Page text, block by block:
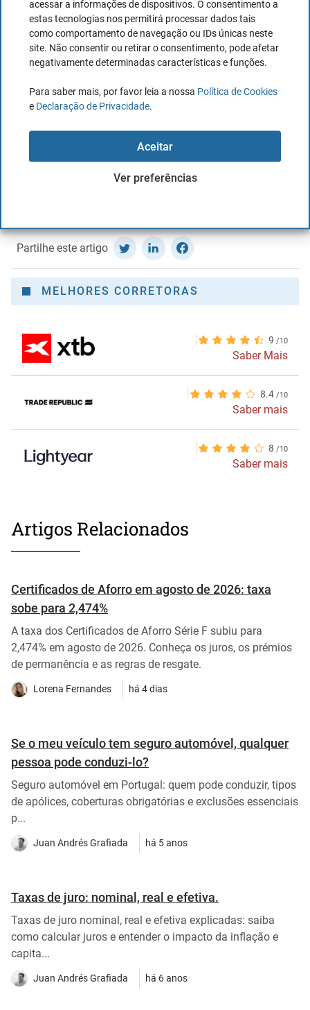
acessar a informações de dispositivos. O consentimento a
estas tecnologias nos permitirá processar dados tais
como comportamento de navegação ou IDs únicas neste
site. Não consentir ou retirar o consentimento, pode afetar
negativamente determinadas características e funções.
Para saber mais, por favor leia a nossa Política de Cookies
e Declaração de Privacidade.
Aceitar
Ver preferências
Por outro lado, assim que o pagamento do prémio é
feito,a cobertura do seguro entrará em vigor em 24
horas,salvo se não tiver período de carência.
Leia mais tarde - Salvar o artigo em PDF
Partilhe este artigo
MELHORES CORRETORAS
9
Saber Mais
8.4
Saber mais
8
Saber mais
Artigos Relacionados
Certificados de Aforro em agosto de 2026: taxa
sobe para 2,474%
A taxa dos Certificados de Aforro Série F subiu para
2,474% em agosto de 2026. Conheça os juros, os prémios
de permanência e as regras de resgate.
Lorena Fernandes há 4 dias
Se o meu veículo tem seguro automóvel, qualquer
pessoa pode conduzi-lo?
Seguro automóvel em Portugal: quem pode conduzir, tipos
de apólices, coberturas obrigatórias e exclusões essenciais
p...
Juan Andrés Grafiada há 5 anos
Taxas de juro: nominal, real e efetiva.
Taxas de juro nominal, real e efetiva explicadas: saiba
como calcular juros e entender o impacto da inflação e
capita...
Juan Andrés Grafiada há 6 anos